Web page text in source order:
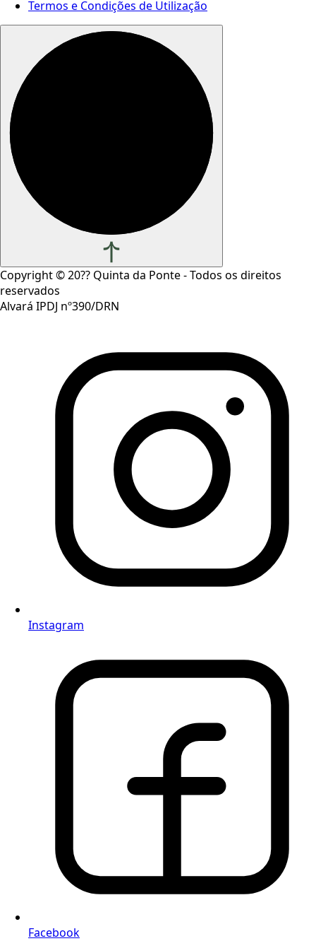
Termos e Condições de Utilização
Copyright ©20?? Quinta da Ponte - Todos os direitos
reservados
Alvará IPDJ nº390/DRN
Instagram
Facebook